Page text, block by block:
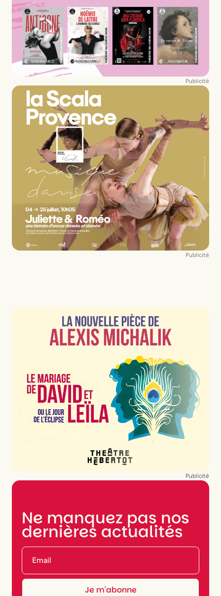
Publicité
Publicité
Publicité
Ne manquez pas nos
dernières actualités